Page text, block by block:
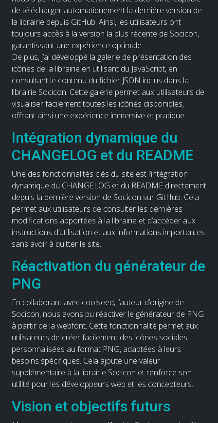
de télécharger automatiquement la dernière version de
la librairie depuis GitHub. Ainsi, les utilisateurs ont
toujours accès à la version la plus récente de Socicon,
garantissant une expérience optimale.
De plus, j’ai développé la galerie de présentation des
icônes de la librairie en utilisant du JavaScript, en
consultant le contenu du fichier JSON inclus dans la
librairie Socicon. Cette galerie permet aux utilisateurs de
visualiser facilement toutes les icônes disponibles,
offrant ainsi une expérience immersive et pratique.
Intégration dynamique du
CHANGELOG et du README
Une des fonctionnalités clés du site est l’intégration
dynamique du CHANGELOG et du README directement
depuis la dernière version de Socicon sur GitHub. Cela
permet aux utilisateurs de consulter les dernières
modifications apportées à la librairie et d’accéder aux
instructions d’utilisation et aux informations importantes
sans avoir à quitter le site.
Réactivation du générateur de
PNG
En collaborant avec coolseed, l’auteur d’origine de
Socicon, nous avons pu réactiver le générateur de PNG
à partir de la webfont. Cette fonctionnalité permet aux
utilisateurs de créer facilement des icônes sociales
personnalisées au format PNG, adaptées à leurs
besoins spécifiques. Cela ajoute une valeur
supplémentaire à la librairie Socicon et renforce son
utilité pour les développeurs web et les concepteurs.
Vision et objectifs futurs